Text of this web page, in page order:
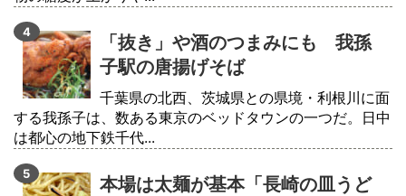
「抜き」や酒のつまみにも 我孫
子駅の唐揚げそば
千葉県の北西、茨城県との県境・利根川に面
する我孫子は、数ある東京のベッドタウンの一つだ。日中
は都心の地下鉄千代...
本場は太麺が基本「長崎の皿うど